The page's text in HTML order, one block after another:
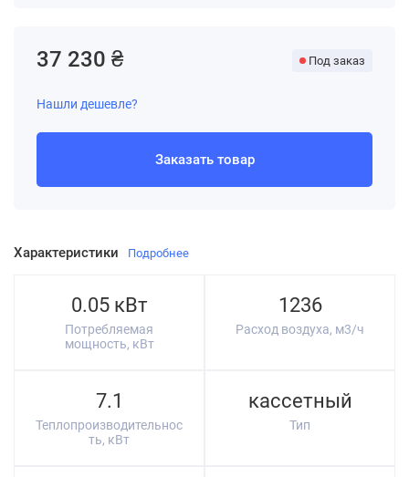
Характеристики Подробнее
0.05 кВт
Потребляемая
мощность, кВт
1236
Расход воздуха, м3/ч
7.1
Теплопроизводительнос
ть, кВт
кассетный
Тип
37 230 ₴ Под заказ
Нашли дешевле?
Заказать товар